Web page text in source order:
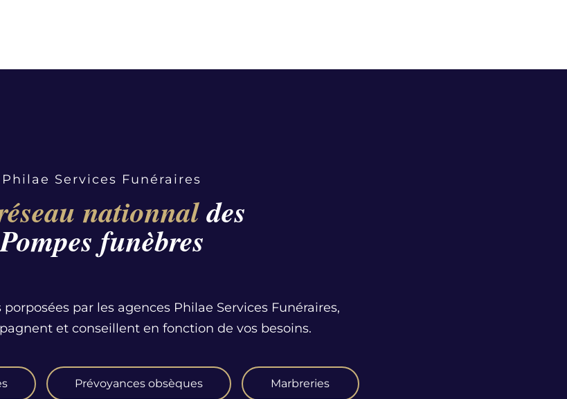
Philae Services Funéraires
nationnaldes
Pompes funèbres
porposées par les agences Philae Services Funéraires,
et conseillent en fonction de vos besoins.
Prévoyances obsèques Marbreries